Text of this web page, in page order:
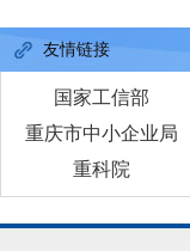
友情链接
国家工信部
重庆市中小企业局
重科院